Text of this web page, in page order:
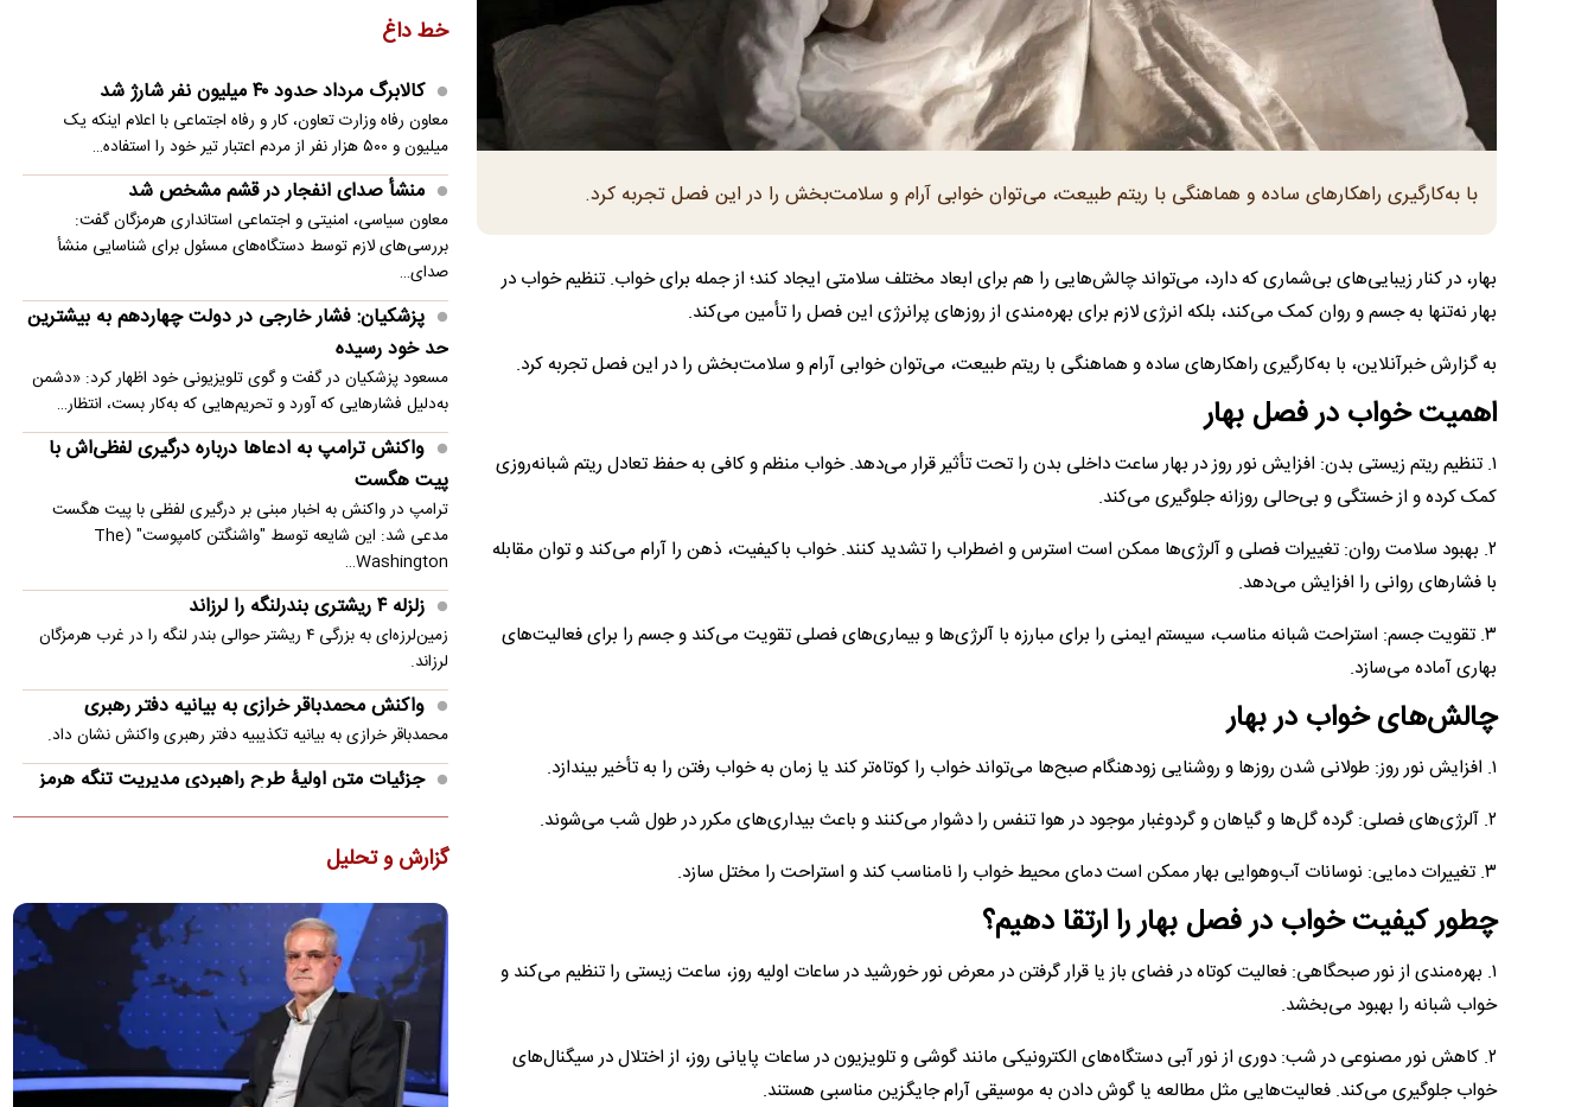
با به‌کارگیری راهکار‌های ساده و هماهنگی با ریتم طبیعت، می‌توان خوابی آرام و سلامت‌بخش را در این فصل تجربه کرد.
بهار، در کنار زیبایی‌های بی‌شماری که دارد، می‌تواند چالش‌هایی را هم برای ابعاد مختلف سلامتی ایجاد کند؛ از جمله برای خواب. تنظیم خواب در
بهار نه‌تنها به جسم و روان کمک می‌کند، بلکه انرژی لازم برای بهره‌مندی از روز‌های پرانرژی این فصل را تأمین می‌کند.
به گزارش خبرآنلاین، با به‌کارگیری راهکار‌های ساده و هماهنگی با ریتم طبیعت، می‌توان خوابی آرام و سلامت‌بخش را در این فصل تجربه کرد.
اهمیت خواب در فصل بهار
۱. تنظیم ریتم زیستی بدن: افزایش نور روز در بهار ساعت داخلی بدن را تحت تأثیر قرار می‌دهد. خواب منظم و کافی به حفظ تعادل ریتم شبانه‌روزی
کمک کرده و از خستگی و بی‌حالی روزانه جلوگیری می‌کند.
۲. بهبود سلامت روان: تغییرات فصلی و آلرژی‌ها ممکن است استرس و اضطراب را تشدید کنند. خواب باکیفیت، ذهن را آرام می‌کند و توان مقابله
با فشار‌های روانی را افزایش می‌دهد.
۳. تقویت جسم: استراحت شبانه مناسب، سیستم ایمنی را برای مبارزه با آلرژی‌ها و بیماری‌های فصلی تقویت می‌کند و جسم را برای فعالیت‌های
بهاری آماده می‌سازد.
چالش‌های خواب در بهار
۱. افزایش نور روز: طولانی شدن روز‌ها و روشنایی زودهنگام صبح‌ها می‌تواند خواب را کوتاه‌تر کند یا زمان به خواب رفتن را به تأخیر بیندازد.
۲. آلرژی‌های فصلی: گرده گل‌ها و گیاهان و گردوغبار موجود در هوا تنفس را دشوار می‌کنند و باعث بیداری‌های مکرر در طول شب می‌شوند.
۳. تغییرات دمایی: نوسانات آب‌وهوایی بهار ممکن است دمای محیط خواب را نامناسب کند و استراحت را مختل سازد.
چطور کیفیت خواب در فصل بهار را ارتقا دهیم؟
۱. بهره‌مندی از نور صبحگاهی: فعالیت کوتاه در فضای باز یا قرار گرفتن در معرض نور خورشید در ساعات اولیه روز، ساعت زیستی را تنظیم می‌کند و
خواب شبانه را بهبود می‌بخشد.
۲. کاهش نور مصنوعی در شب: دوری از نور آبی دستگاه‌های الکترونیکی مانند گوشی و تلویزیون در ساعات پایانی روز، از اختلال در سیگنال‌های
خواب جلوگیری می‌کند. فعالیت‌هایی مثل مطالعه یا گوش دادن به موسیقی آرام جایگزین مناسبی هستند.
پزشکیان: فشار خارجی در دولت چهاردهم به
پزشکیان: در ابتدای دولت با قطعی برق، آب و گاز
مواجه بودیم
معاون مرکز شرکت‌های دانش‌بنیان: توسعه فناوری،
مسیر رقابت‌پذیری صنعت قطعه‌سازی است
سنتکام: به محاصره دریایی ایران ادامه می دهیم
مصر خواستار تدوین چشم‌انداز مشترک عربی برای
امنیت منطقه شد
انفجار در حومه دمشق چند کشته و زخمی برجا
گذاشت
خط داغ
کالابرگ مرداد حدود ۴۰‌ میلیون نفر شارژ شد
معاون رفاه وزارت تعاون، کار و رفاه اجتماعی با اعلام اینکه یک
میلیون و ۵۰۰ هزار نفر از مردم اعتبار تیر خود را استفاده…
منشأ صدای انفجار در قشم مشخص شد
معاون سیاسی، امنیتی و اجتماعی استانداری هرمزگان گفت:
بررسی‌های لازم توسط دستگاه‌های مسئول برای شناسایی منشأ
صدای…
پزشکیان: فشار خارجی در دولت چهاردهم به بیشترین
حد خود رسیده
مسعود پزشکیان در گفت و گوی تلویزیونی خود اظهار کرد: «دشمن
به‌دلیل فشارهایی که آورد و تحریم‌هایی که به‌کار بست، انتظار…
واکنش ترامپ به ادعاها درباره درگیری لفظی‌اش با
پیت هگست
ترامپ در واکنش به اخبار مبنی بر درگیری لفظی با پیت هگست
مدعی شد: این شایعه توسط "واشنگتن کامپوست" (The
Washington…
زلزله ۴ ریشتری بندرلنگه را لرزاند
زمین‌لرزه‌ای به بزرگی ۴ ریشتر حوالی بندر لنگه را در غرب هرمزگان
لرزاند.
واکنش محمدباقر خرازی به بیانیه دفتر رهبری
محمدباقر خرازی به بیانیه تکذیبیه دفتر رهبری واکنش نشان داد.
جزئیات متن اولیۀ طرح راهبردی مدیریت تنگه هرمز
منتشر شد
عضو هیئت‌رئیسه مجلس گفت: متن اولیۀ طرح «اقدام راهبردی
تأمین امنیت و پیشرفت پایدار تنگۀ هرمز و خلیج‌فارس» در
پزشکیان: ۴۷ سال است می‌خواهیم درست کار کنیم،
می‌گویند الان وقتش نیست!
مسعود پزشکیان گفت: ۴۷ سال است می‌خواهیم درست کار کنیم،
می‌گویند الان وقتش نیست! ایران خودرو را واگذار کردیم و به
تبعش…
ضرغامی: تغییر ریل، عین بصیرت است/ فرصت
گزارش و تحلیل